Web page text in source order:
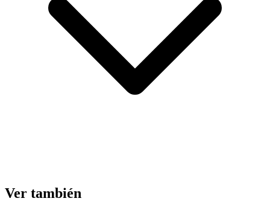
Ver también